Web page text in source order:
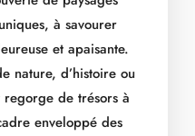
à savourer
et apaisante.
nature, d’histoire ou
de trésors à
enveloppé des